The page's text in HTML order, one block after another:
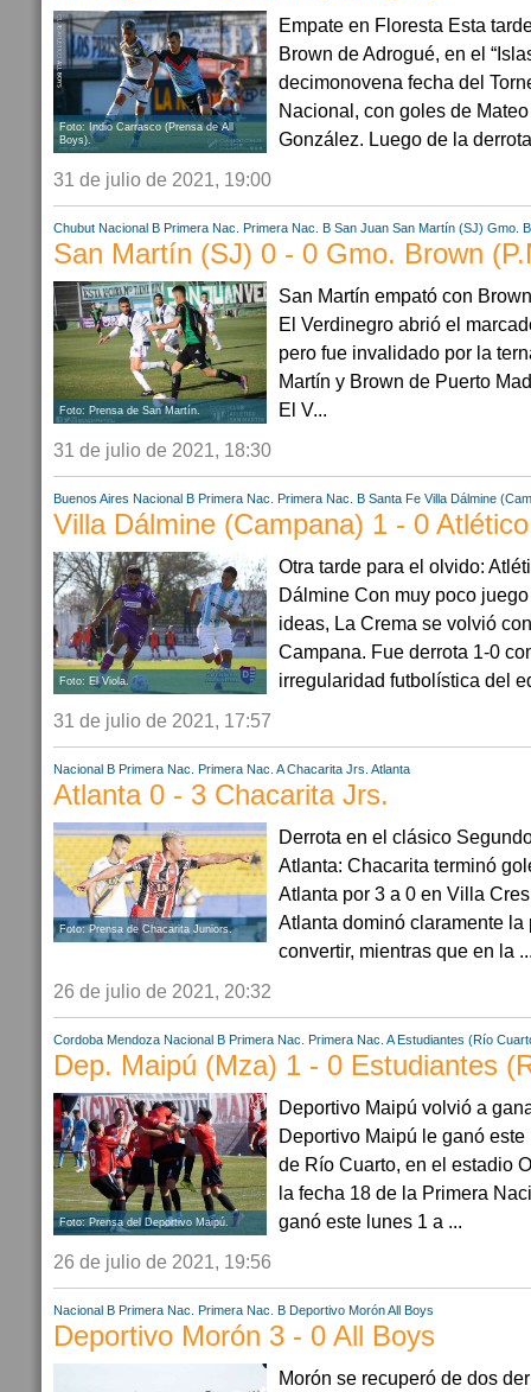
Foto: Indio Carrasco (Prensa de All
Boys).
Empate en Floresta Esta
Brown de Adrogué, en el
decimonovena fecha del
Nacional, con goles de
González. Luego de la
31 de julio de 2021, 19:00
Chubut Nacional B Primera Nac. Primera Nac. B San Juan San Martín (SJ) Gmo.
San Martín (SJ) 0 - 0 Gmo. Brown
Foto: Prensa de San Martín.
San Martín empató con
El Verdinegro abrió el
pero fue invalidado por la
Martín y Brown de Puerto
El V...
31 de julio de 2021, 18:30
Buenos Aires Nacional B Primera Nac. Primera Nac. B Santa Fe Villa Dálmine
Villa Dálmine (Campana) 1 - 0
Foto: El Viola.
Otra tarde para el olvido:
Dálmine Con muy poco
ideas, La Crema se volvió
Campana. Fue derrota 1-0
irregularidad futbolística del
31 de julio de 2021, 17:57
Nacional B Primera Nac. Primera Nac. A Chacarita Jrs. Atlanta
Atlanta 0 - 3 Chacarita Jrs.
Foto: Prensa de Chacarita Juniors.
Derrota en el clásico
Atlanta: Chacarita terminó
Atlanta por 3 a 0 en Villa
Atlanta dominó claramente la
convertir, mientras que en la
26 de julio de 2021, 20:32
Cordoba Mendoza Nacional B Primera Nac. Primera Nac. A Estudiantes (Río
Dep. Maipú (Mza) 1 - 0 Estudiantes
Foto: Prensa del Deportivo Maipú.
Deportivo Maipú volvió a
Deportivo Maipú le ganó
de Río Cuarto, en el estadio
la fecha 18 de la Primera
ganó este lunes 1 a ...
26 de julio de 2021, 19:56
Nacional B Primera Nac. Primera Nac. B Deportivo MorónAll Boys
Deportivo Morón 3 - 0 All Boys
Morón se recuperó de dos